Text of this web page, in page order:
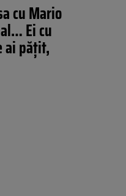
cu Mario
Ei cu
ai pățit,